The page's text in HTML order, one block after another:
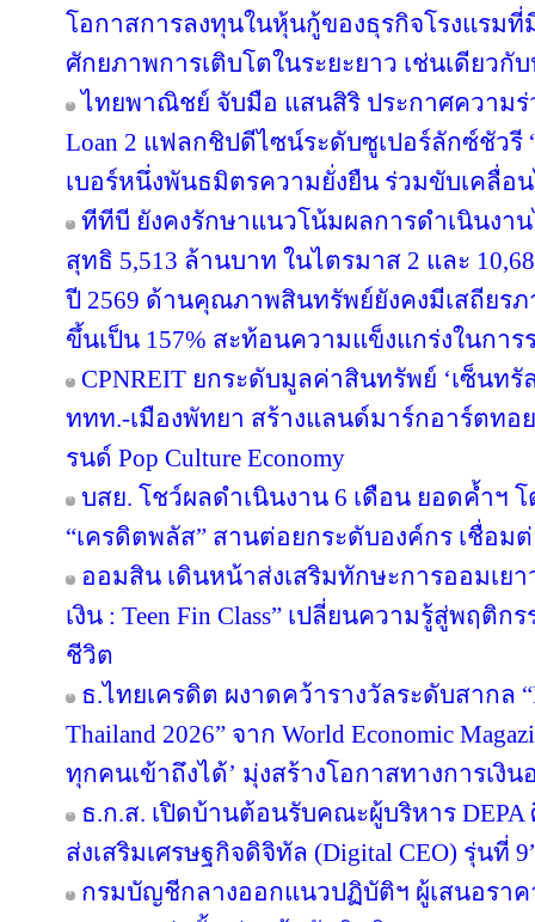
โอกาสการลงทุนในหุ้นกู้ของธุรกิจโรงแรม
ศักยภาพการเติบโตในระยะยาว เช่นเดียวกั
ไทยพาณิชย์ จับมือ แสนสิริ ประกาศความร่
Loan 2 แฟลกชิปดีไซน์ระดับซูเปอร์ลักซ์ชัว
เบอร์หนึ่งพันธมิตรความยั่งยืน ร่วมขับเคลื่อ
ทีทีบี ยังคงรักษาแนวโน้มผลการดำเนินงา
สุทธิ 5,513 ล้านบาท ในไตรมาส 2 และ
ปี 2569 ด้านคุณภาพสินทรัพย์ยังคงมีเสถียรภ
ขึ้นเป็น 157% สะท้อนความแข็งแกร่งในการ
CPNREIT ยกระดับมูลค่าสินทรัพย์ ‘เซ็นทรั
ททท.-เมืองพัทยา สร้างแลนด์มาร์กอาร์ตทอ
รนด์ Pop Culture Economy
บสย. โชว์ผลดำเนินงาน 6 เดือน ยอดค้ำฯ
“เครดิตพลัส” สานต่อยกระดับองค์กร เชื่อมต่
ออมสิน เดินหน้าส่งเสริมทักษะการออมเยา
เงิน : Teen Fin Class” เปลี่ยนความรู้สู่พฤติ
ชีวิต
ธ.ไทยเครดิต ผงาดคว้ารางวัลระดับสากล
Thailand 2026” จาก World Economic
ทุกคนเข้าถึงได้’ มุ่งสร้างโอกาสทางการเงิน
ธ.ก.ส. เปิดบ้านต้อนรับคณะผู้บริหาร
ส่งเสริมเศรษฐกิจดิจิทัล (Digital CEO) รุ่นที่
กรมบัญชีกลางออกแนวปฏิบัติฯ ผู้เสนอราค